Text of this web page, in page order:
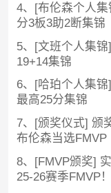
4、[布伦森个人
分3板3助2断集锦
5、[文班个人集
19+14集锦
6、[哈珀个人集
最高25分集锦
7、[颁奖仪式] 颁
布伦森当选FMVP
8、[FMVP颁奖]
25-26赛季FMVP！